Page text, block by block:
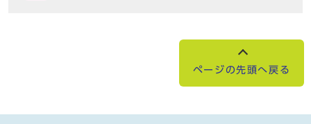
ページの先頭へ戻る